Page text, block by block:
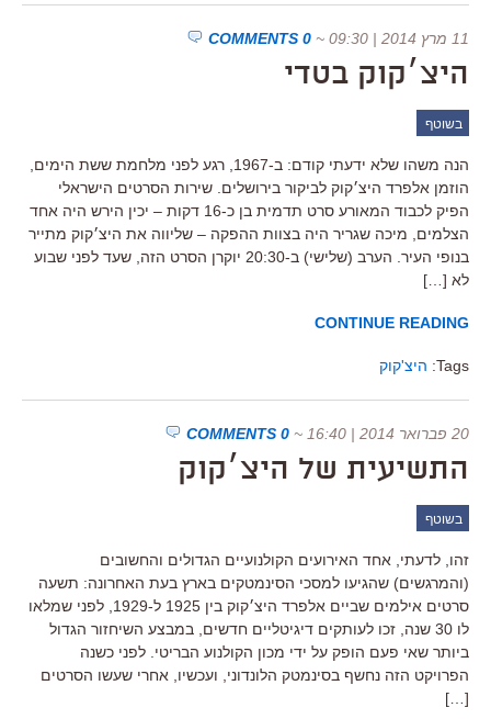
11 מרץ 2014 | 09:30 ~
0 COMMENTS
היצ׳קוק בטדי
בשוטף
הנה משהו שלא ידעתי קודם: ב-1967, רגע לפני מלחמת ששת הימים,
הוזמן אלפרד היצ׳קוק לביקור בירושלים. שירות הסרטים הישראלי
הפיק לכבוד המאורע סרט תדמית בן כ-16 דקות – יכין הירש היה אחד
הצלמים, מיכה שגריר היה בצוות ההפקה – שליווה את היצ׳קוק מתייר
בנופי העיר. הערב (שלישי) ב-20:30 יוקרן הסרט הזה, שעד לפני שבוע
לא […]
CONTINUE READING
Tags: היצ'קוק
20 פברואר 2014 | 16:40 ~
0 COMMENTS
התשיעית של היצ׳קוק
בשוטף
זהו, לדעתי, אחד האירועים הקולנועיים הגדולים והחשובים
(והמרגשים) שהגיעו למסכי הסינמטקים בארץ בעת האחרונה: תשעה
סרטים אילמים שביים אלפרד היצ׳קוק בין 1925 ל-1929, לפני שמלאו
לו 30 שנה, זכו לעותקים דיגיטליים חדשים, במבצע השיחזור הגדול
ביותר שאי פעם הופק על ידי מכון הקולנוע הבריטי. לפני כשנה
הפרויקט הזה נחשף בסינמטק הלונדוני, ועכשיו, אחרי שעשו הסרטים
[…]